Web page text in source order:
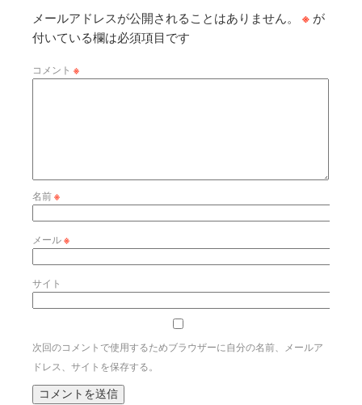
メールアドレスが公開されることはありません。 ※ が
付いている欄は必須項目です
コメント ※
名前※
メール※
サイト
次回のコメントで使用するためブラウザーに自分の名前、メールア
ドレス、サイトを保存する。